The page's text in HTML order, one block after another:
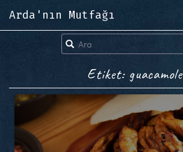
Arda'nın Mutfağı
Etiket: guacamole